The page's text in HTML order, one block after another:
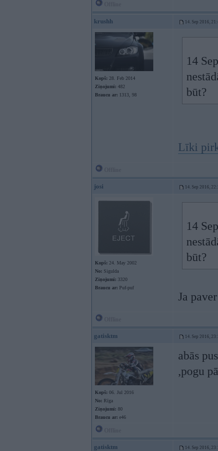
krushh 14. Sep 2016,
Kopš: 28. Feb 2014
Ziņojumi: 482
Braucu ar: 1313, 98
14
būt?
Līki
josi 14. Sep 2016,
Kopš: 24. May 2002
No: Sigulda
Ziņojumi: 3320
Braucu ar: Puf-puf
14
būt?
Ja
gatisktm 14. Sep 2016,
Kopš: 06. Jul 2016
No: Rīga
Ziņojumi: 80
Braucu ar: e46
abās
,pogu
gatisktm 14. Sep 2016,